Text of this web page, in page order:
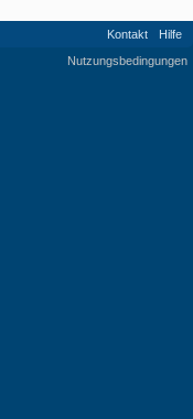
Kontakt
Hilfe
Nutzungsbedingungen